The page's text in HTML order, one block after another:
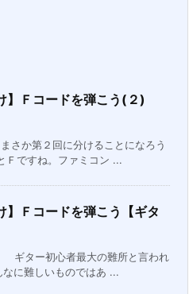
】Ｆコードを弾こう(２)
さか第２回に分けることになろう
ですね。ファミコン ...
】Ｆコードを弾こう【ギタ
ギター初心者最大の難所と言われ
なに難しいものではあ ...